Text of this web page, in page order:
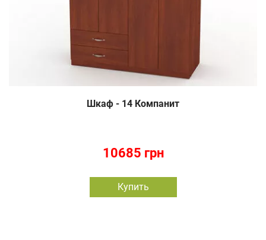
Шкаф - 14 Компанит
10685 грн
Купить